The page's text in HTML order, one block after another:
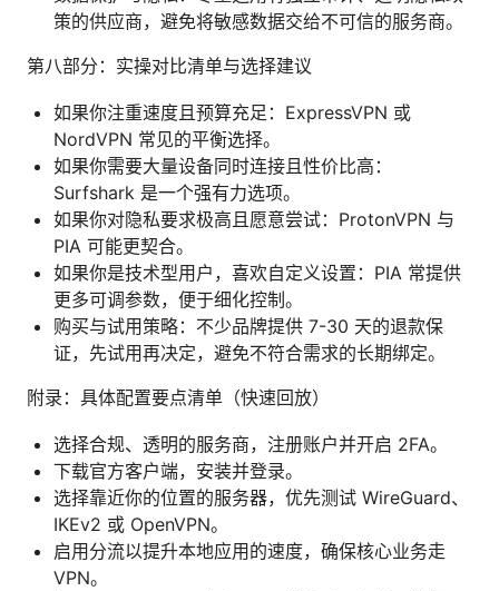
策的供应商，避免将敏感数据交给不可信的服务商。
第八部分：实操对比清单与选择建议
如果你注重速度且预算充足：ExpressVPN 或
NordVPN 常见的平衡选择。
如果你需要大量设备同时连接且性价比高：
Surfshark 是一个强有力选项。
如果你对隐私要求极高且愿意尝试：ProtonVPN 与
PIA 可能更契合。
如果你是技术型用户，喜欢自定义设置：PIA 常提供
更多可调参数，便于细化控制。
购买与试用策略：不少品牌提供 7-30 天的退款保
证，先试用再决定，避免不符合需求的长期绑定。
附录：具体配置要点清单（快速回放）
选择合规、透明的服务商，注册账户并开启 2FA。
下载官方客户端，安装并登录。
选择靠近你的位置的服务器，优先测试 WireGuard、
IKEv2 或 OpenVPN。
启用分流以提升本地应用的速度，确保核心业务走
VPN。